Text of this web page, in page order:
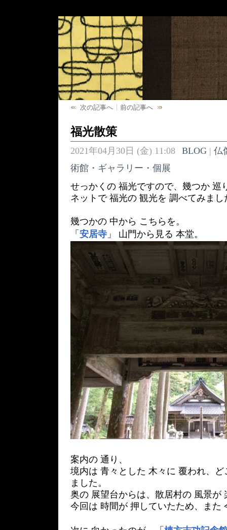
次の記事へ 前の記事へ
福光散策
2021年04月30日 (金) 11:08 BLOG| 仏
術館・ギャラリー・個展
せっかくの 福光ですので、幾つか 巡
ネットで 福光の 観光を 調べてみまし
幾つかの 中から こちらを。
「 安居寺 」 山門から見る 本堂。
案内の 通り、
境内は 青々とした 木々に 覆われ、
ました。
奥の 展望台からは、散居村の 風景が
今回は 時間が 押していたため、また